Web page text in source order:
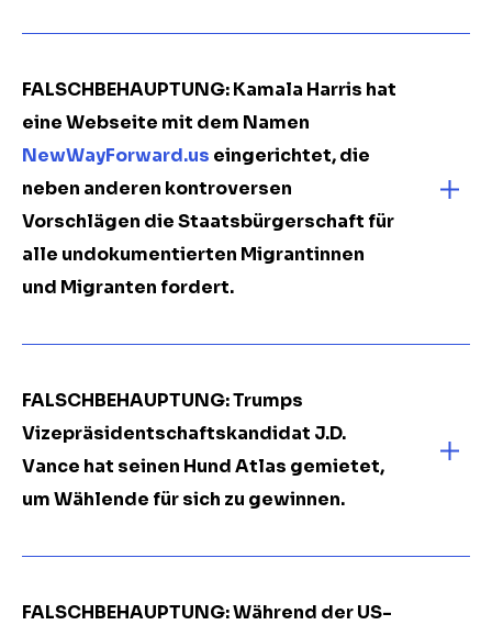
FALSCHBEHAUPTUNG: Kamala Harris hat
eine Webseite mit dem Namen
NewWayForward.us eingerichtet, die
neben anderen kontroversen
Vorschlägen die Staatsbürgerschaft für
alle undokumentierten Migrantinnen
und Migranten fordert.
FALSCHBEHAUPTUNG: Trumps
Vizepräsidentschaftskandidat J.D.
Vance hat seinen Hund Atlas gemietet,
um Wählende für sich zu gewinnen.
FALSCHBEHAUPTUNG: Während der US-